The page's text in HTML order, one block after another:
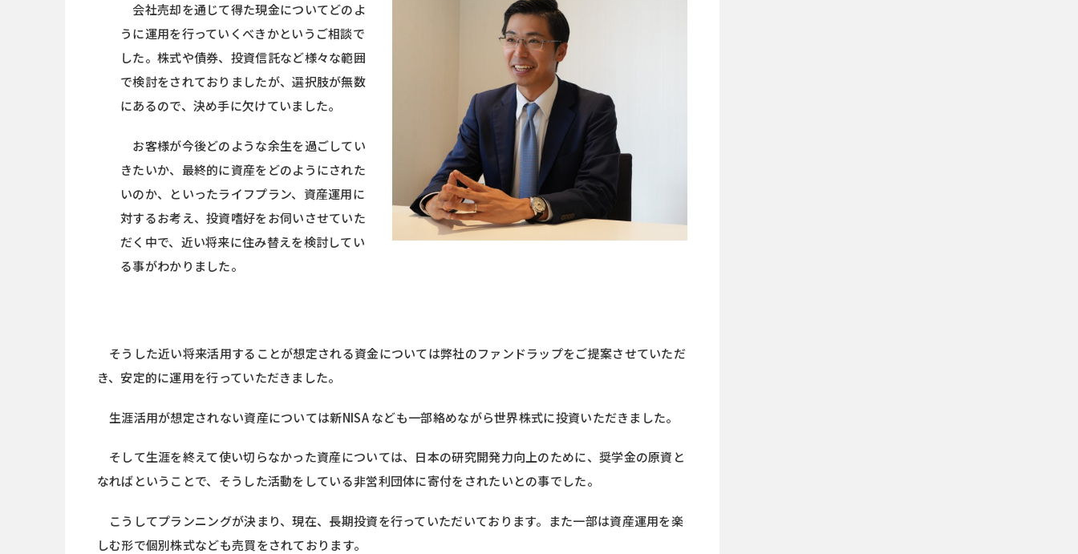
会社売却を通じて得た現金についてどのよ
うに運用を行っていくべきかというご相談で
した。株式や債券、投資信託など様々な範囲
で検討をされておりましたが、選択肢が無数
にあるので、決め手に欠けていました。
お客様が今後どのような余生を過ごしてい
きたいか、最終的に資産をどのようにされた
いのか、といったライフプラン、資産運用に
対するお考え、投資嗜好をお伺いさせていた
だく中で、近い将来に住み替えを検討してい
る事がわかりました。
そうした近い将来活用することが想定される資金については弊社のファンドラップをご提案させていただ
き、安定的に運用を行っていただきました。
生涯活用が想定されない資産については新NISA なども一部絡めながら世界株式に投資いただきました。
そして生涯を終えて使い切らなかった資産については、日本の研究開発力向上のために、奨学金の原資と
なればということで、そうした活動をしている非営利団体に寄付をされたいとの事でした。
こうしてプランニングが決まり、現在、長期投資を行っていただいております。また一部は資産運用を楽
しむ形で個別株式なども売買をされております。